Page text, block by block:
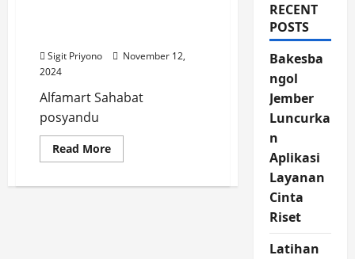
Sigit Priyono
November 12,
2024
Alfamart Sahabat
posyandu
Read MoreRead
more
Alfaria
RECENT
POSTS
Bakesba
ngol
Jember
Luncurka
n
Aplikasi
Layanan
Cinta
Riset
Latihan